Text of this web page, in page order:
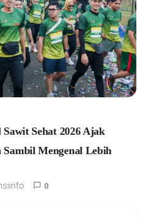
Sehat 2026 Ajak
Mengenal Lebih
0